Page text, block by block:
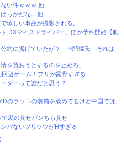
い件ｗｗｗ 他
っかだな… 他
珍しい事故が撮影される。
DXマイスドライバー」ほか予約開始【動
約に掲げていたが？」→階猛氏「それは
を買おうとするのを止めろ」
避ゲーム！フリが露骨すぎる
ダーって誰だと思う？
のラッコの装備を褒めてるけど中国では
で黒の見せパンちら見せ
パないプリケツがHすぎる